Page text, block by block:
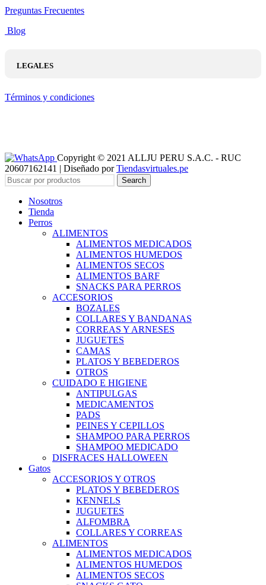
Preguntas Frecuentes
Blog
LEGALES
Términos y condiciones
Copyright © 2021 ALLJU PERU S.A.C. - RUC
20607162141 | Diseñado porTiendasvirtuales.pe
Search
Nosotros
Tienda
Perros
ALIMENTOS
ALIMENTOS MEDICADOS
ALIMENTOS HUMEDOS
ALIMENTOS SECOS
ALIMENTOS BARF
SNACKS PARA PERROS
ACCESORIOS
BOZALES
COLLARES Y BANDANAS
CORREAS Y ARNESES
JUGUETES
CAMAS
PLATOS Y BEBEDEROS
OTROS
CUIDADO E HIGIENE
ANTIPULGAS
MEDICAMENTOS
PADS
PEINES Y CEPILLOS
SHAMPOO PARA PERROS
SHAMPOO MEDICADO
DISFRACES HALLOWEEN
Gatos
ACCESORIOS Y OTROS
PLATOS Y BEBEDEROS
KENNELS
JUGUETES
ALFOMBRA
COLLARES Y CORREAS
ALIMENTOS
ALIMENTOS MEDICADOS
ALIMENTOS HUMEDOS
ALIMENTOS SECOS